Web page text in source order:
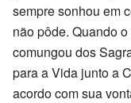
sempre sonhou em
não pôde. Quando
comungou dos
para a Vida junto a
acordo com sua